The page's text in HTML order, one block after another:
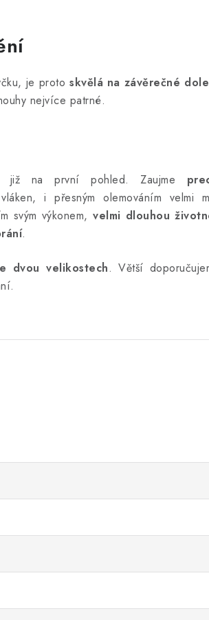
je proto skvělá na závěrečné
nejvíce patrné.
již na první pohled. Zaujme
i přesným olemováním velmi
svým výkonem, velmi dlouhou
.
dvou velikostech. Větší